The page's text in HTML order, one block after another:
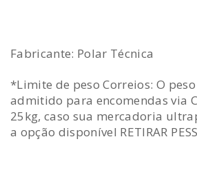
Fabricante: Polar Técnica
*Limite de peso Correios: O
admitido para encomendas via
25kg, caso sua mercadoria
a opção disponível RETIRAR